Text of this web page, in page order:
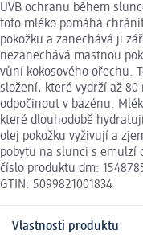
UVB ochranu během
toto mléko pomáhá
pokožku a zanechává ji
nezanechává mastnou
vůní kokosového ořechu.
složení, které vydrží až
odpočinout v bazénu.
které dlouhodobě
olej pokožku vyživují a
pobytu na slunci s emulzí
číslo produktu dm:
GTIN: 5099821001834
Vlastnosti produktu